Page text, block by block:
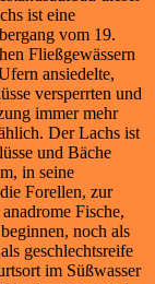
ist eine
vom 19.
Fließgewässern
ansiedelte,
versperrten und
immer mehr
Der Lachs ist
und Bäche
in seine
Forellen, zur
Fische,
noch als
geschlechtsreife
im Süßwasser